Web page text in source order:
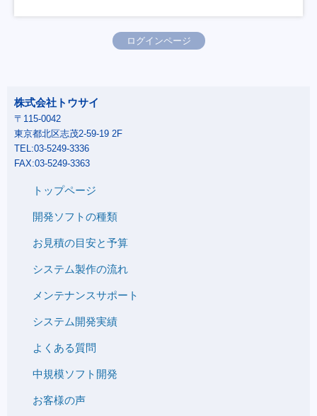
ログインページ
株式会社トウサイ
〒115-0042
東京都北区志茂2-59-19 2F
TEL:03-5249-3336
FAX:03-5249-3363
トップページ
開発ソフトの種類
お見積の目安と予算
システム製作の流れ
メンテナンスサポート
システム開発実績
よくある質問
中規模ソフト開発
お客様の声